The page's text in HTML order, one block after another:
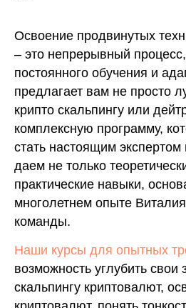
Освоение продвинутых
– это непрерывный
постоянного обучения и
предлагает вам не просто
крипто скальпингу или
комплексную программу,
стать настоящим
даем не только
практические навыки,
многолетнем опыте
команды.
Наши курсы для опытных
возможность углубить свои
скальпингу криптовалют,